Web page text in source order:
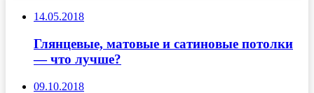
14.05.2018
Глянцевые, матовые и сатиновые потолки
— что лучше?
09.10.2018